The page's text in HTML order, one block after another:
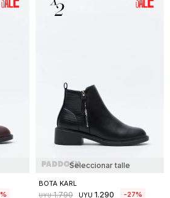
Seleccionar talle
BOTA KARL
UYU 1.790 UYU 1.290 27